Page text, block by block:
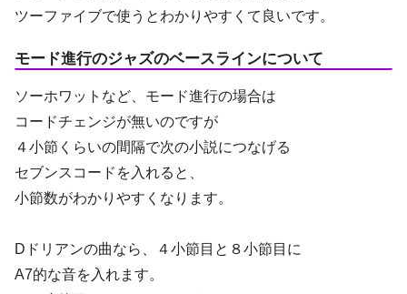
ツーファイブで使うとわかりやすくて良いです。
モード進行のジャズのベースラインについて
ソーホワットなど、モード進行の場合は
コードチェンジが無いのですが
４小節くらいの間隔で次の小説につなげる
セブンスコードを入れると、
小節数がわかりやすくなります。
Dドリアンの曲なら、４小節目と８小節目に
A7的な音を入れます。